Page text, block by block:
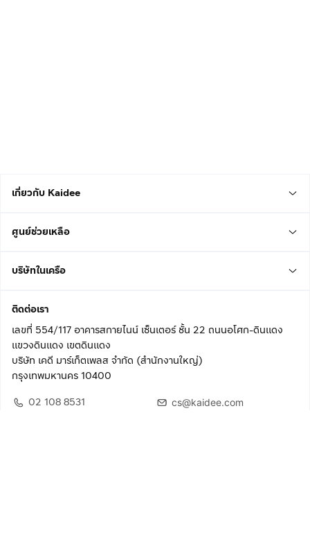
เกี่ยวกับ Kaidee
ศูนย์ช่วยเหลือ
บริษัทในเครือ
ติดต่อเรา
เลขที่ 554/117 อาคารสกายไนน์ เซ็นเตอร์ ชั้น 22 ถนนอโศก-ดินแดง
แขวงดินแดง เขตดินแดง
บริษัท เคดี มาร์เก็ตเพลส จำกัด (สำนักงานใหญ่)
กรุงเทพมหานคร 10400
02 108 8531
cs@kaidee.com